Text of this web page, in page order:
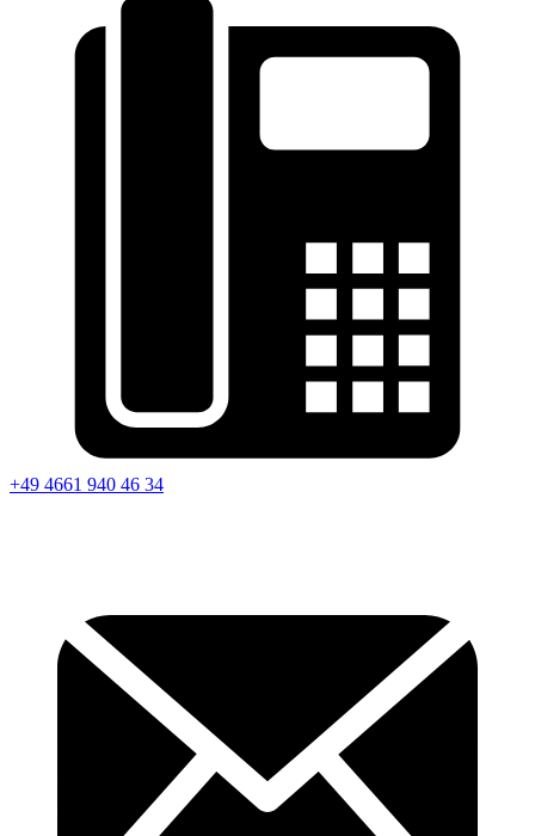
+49 4661 940 46 34